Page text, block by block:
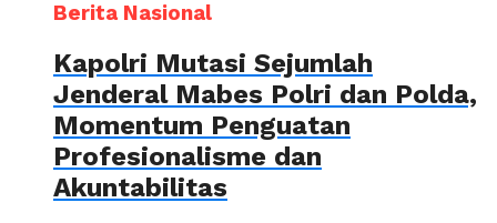
Berita Nasional
Kapolri Mutasi Sejumlah
Jenderal Mabes Polri dan Polda,
Momentum Penguatan
Profesionalisme dan
Akuntabilitas